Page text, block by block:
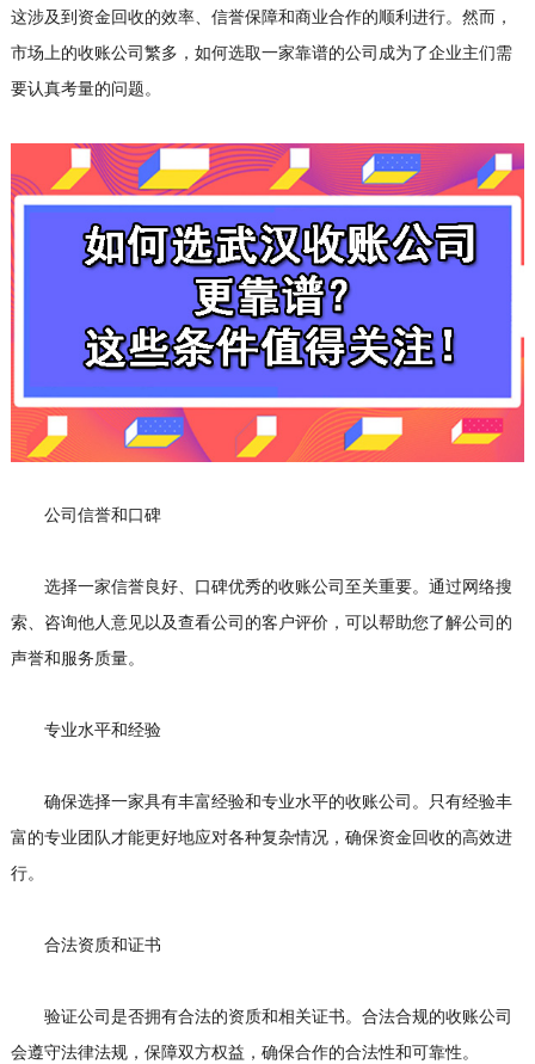
这涉及到资金回收的效率、信誉保障和商业合作的顺利进行。然而，
市场上的收账公司繁多，如何选取一家靠谱的公司成为了企业主们需
要认真考量的问题。
公司信誉和口碑
选择一家信誉良好、口碑优秀的收账公司至关重要。通过网络搜
索、咨询他人意见以及查看公司的客户评价，可以帮助您了解公司的
声誉和服务质量。
专业水平和经验
确保选择一家具有丰富经验和专业水平的收账公司。只有经验丰
富的专业团队才能更好地应对各种复杂情况，确保资金回收的高效进
行。
合法资质和证书
验证公司是否拥有合法的资质和相关证书。合法合规的收账公司
会遵守法律法规，保障双方权益，确保合作的合法性和可靠性。